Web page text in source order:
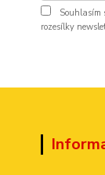
Souhlasím
rozesílky